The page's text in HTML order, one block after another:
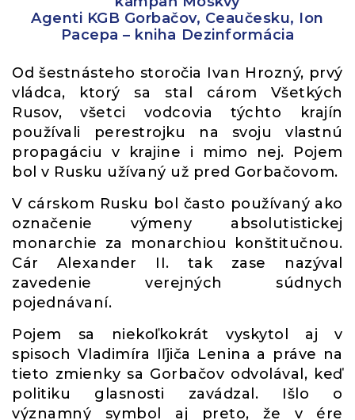
Agenti KGB Gorbačov, Ceaučesku, Ion
Pacepa – kniha Dezinformácia
Od šestnásteho storočia Ivan Hrozný, prvý
vládca, ktorý sa stal cárom Všetkých
Rusov, všetci vodcovia týchto krajín
používali perestrojku na svoju vlastnú
propagáciu v krajine i mimo nej. Pojem
bol v Rusku užívaný už pred Gorbačovom.
V cárskom Rusku bol často používaný ako
označenie výmeny absolutistickej
monarchie za monarchiou konštitučnou.
Cár Alexander II. tak zase nazýval
zavedenie verejných súdnych
pojednávaní.
Pojem sa niekoľkokrát vyskytol aj v
spisoch Vladimíra Iľjiča Lenina a práve na
tieto zmienky sa Gorbačov odvolával, keď
politiku glasnosti zavádzal. Išlo o
významný symbol aj preto, že v ére